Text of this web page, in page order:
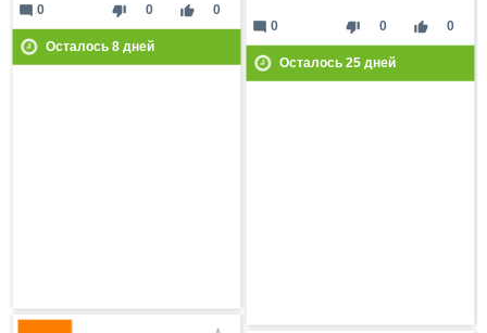
thumb_down 0 thumb_up 0
mode_comment 0
Осталось 8дней
thumb_down 0 thumb_up 0
mode_comment 0
Осталось 25дней